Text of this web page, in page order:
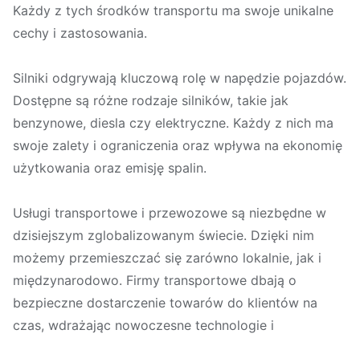
Każdy z tych środków transportu ma swoje unikalne
cechy i zastosowania.
Silniki odgrywają kluczową rolę w napędzie pojazdów.
Dostępne są różne rodzaje silników, takie jak
benzynowe, diesla czy elektryczne. Każdy z nich ma
swoje zalety i ograniczenia oraz wpływa na ekonomię
użytkowania oraz emisję spalin.
Usługi transportowe i przewozowe są niezbędne w
dzisiejszym zglobalizowanym świecie. Dzięki nim
możemy przemieszczać się zarówno lokalnie, jak i
międzynarodowo. Firmy transportowe dbają o
bezpieczne dostarczenie towarów do klientów na
czas, wdrażając nowoczesne technologie i